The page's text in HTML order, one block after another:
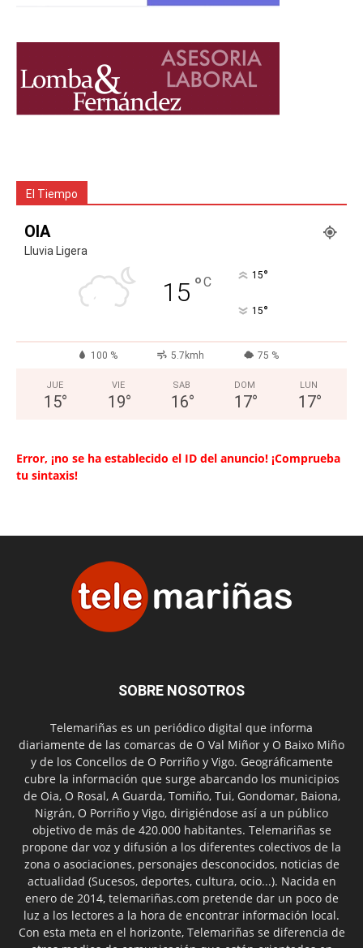
El Tiempo
OIA
Lluvia Ligera
15 °C 15°
15°
100 % 5.7kmh 75 %
JUE
15°
VIE
19°
SAB
16°
DOM
17°
LUN
17°
Error, ¡no se ha establecido el ID del anuncio! ¡Comprueba
tu sintaxis!
SOBRE NOSOTROS
Telemariñas es un periódico digital que informa
diariamente de las comarcas de O Val Miñor y O Baixo Miño
y de los Concellos de O Porriño y Vigo. Geográficamente
cubre la información que surge abarcando los municipios
de Oia, O Rosal, A Guarda, Tomiño, Tui, Gondomar, Baiona,
Nigrán, O Porriño y Vigo, dirigiéndose así a un público
objetivo de más de 420.000 habitantes. Telemariñas se
propone dar voz y difusión a los diferentes colectivos de la
zona o asociaciones, personajes desconocidos, noticias de
actualidad (Sucesos, deportes, cultura, ocio...). Nacida en
enero de 2014, telemariñas.com pretende dar un poco de
luz a los lectores a la hora de encontrar información local.
Con esta meta en el horizonte, Telemariñas se diferencia de